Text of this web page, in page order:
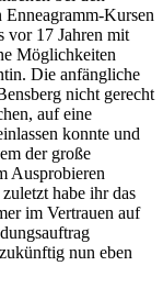
Kursen
vor 17 Jahren mit
Möglichkeiten
Die anfängliche
nicht gerecht
auf eine
konnte und
der große
Ausprobieren
habe ihr das
im Vertrauen auf
nun eben